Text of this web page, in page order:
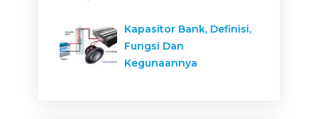
Kapasitor Bank, Definisi,
Fungsi Dan
Kegunaannya